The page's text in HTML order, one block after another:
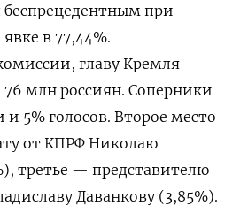
при
в 77,44%.
главу Кремля
млн россиян. Соперники
5% голосов. Второе место
от КПРФ Николаю
третье — представителю
Даванкову (3,85%).